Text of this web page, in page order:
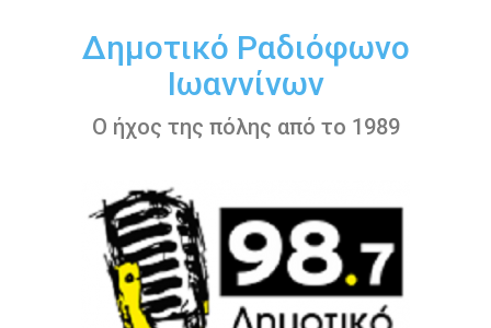
περιεχόμενοΔημοτικό Ραδιόφωνο
Ιωαννίνων
Ο ήχος της πόλης από το 1989